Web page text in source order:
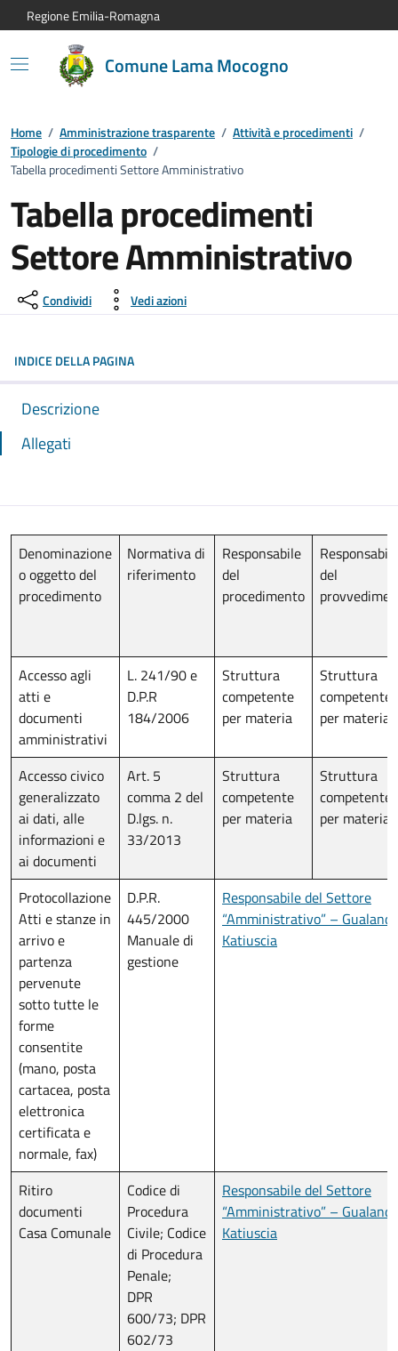
Vai al contenuto principale
Vai alla navigazione del sito
Vai al piede di pagina
Regione Emilia-Romagna
Comune Lama Mocogno
Home / Amministrazione trasparente / Attività e procedimenti /
Tipologie di procedimento /
Tabella procedimenti Settore Amministrativo
Tabella procedimenti
Settore Amministrativo
Condividi Vedi azioni
INDICE DELLA PAGINA
Descrizione
Allegati
Denominazione
o oggetto del
procedimento
Normativa di
riferimento
Responsabile
del
procedimento
Responsabile
del
Accesso agli
atti e
documenti
amministrativi
L. 241/90 e
D.P.R
184/2006
Struttura
competente
per materia
Struttura
competente
per materia
Accesso civico
generalizzato
ai dati, alle
informazioni e
ai documenti
Art. 5
comma 2 del
D.lgs. n.
33/2013
Struttura
competente
per materia
Struttura
competente
per materia
Protocollazione
Atti e stanze in
arrivo e
partenza
pervenute
sotto tutte le
forme
consentite
(mano, posta
cartacea, posta
elettronica
certificata e
normale, fax)
D.P.R.
445/2000
Manuale di
gestione
Responsabile del Settore
“Amministrativo” – Gualandi
Katiuscia
Ritiro
documenti
Casa Comunale
Codice di
Procedura
Civile; Codice
di Procedura
Penale;
DPR
600/73; DPR
602/73
Responsabile del Settore
“Amministrativo” – Gualandi
Katiuscia